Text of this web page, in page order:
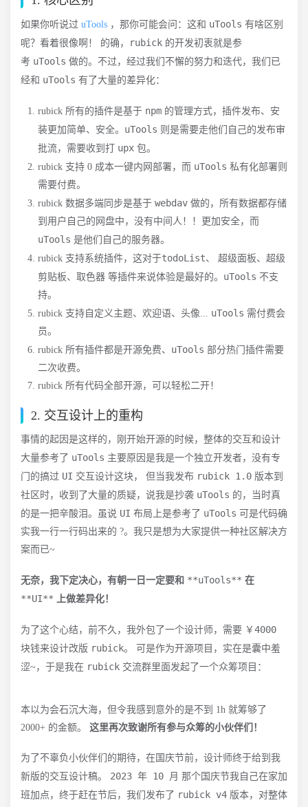
如果你听说过 uTools ，那你可能会问：这和 uTools 有啥区别
呢？看着很像啊！ 的确，
rubick 的开发初衷就是参
考 uTools 做的。不过，经过我们不懈的努力和迭代，我们已
经和 uTools 有了大量的差异化：
rubick 所有的插件是基于 npm 的管理方式，插件发布、安
装更加简单、安全。 uTools 则是需要走他们自己的发布审
批流，需要收到打 upx 包。
rubick 支持 0 成本一键内网部署，而 uTools 私有化部署则
需要付费。
rubick 数据多端同步是基于 webdav 做的，所有数据都存储
到用户自己的网盘中，没有中间人！！更加安全，而
uTools 是他们自己的服务器。
rubick 支持系统插件，这对于todoList、 超级面板、 超级
剪贴板、 取色器 等插件来说体验是最好的。 uTools 不支
持。
rubick 支持自定义主题、欢迎语、头像... uTools 需付费会
员。
rubick 所有插件都是开源免费、 uTools 部分热门插件需要
二次收费。
rubick 所有代码全部开源，可以轻松二开！
2. 交互设计上的重构
事情的起因是这样的，刚开始开源的时候，整体的交互和设计
大量参考了 uTools 主要原因是我是一个独立开发者，没有专
门的搞过 UI 交互设计这块， 但当我发布 rubick 1.0 版本到
社区时，收到了大量的质疑，说我是抄袭 uTools 的，当时真
的是一把辛酸泪。虽说 UI 布局上是参考了 uTools 可是代码确
实我一行一行码出来的 ?。我只是想为大家提供一种社区解决方
案而已~
无奈，我下定决心，有朝一日一定要和 **uTools** 在
**UI** 上做差异化！
为了这个心结，前不久，我外包了一个设计师，需要 ￥4000
块钱来设计改版 rubick。 可是作为开源项目，实在是囊中羞
涩~，于是我在 rubick 交流群里面发起了一个众筹项目：
本以为会石沉大海，但令我感到意外的是不到 1h 就筹够了
2000+ 的金额。 这里再次致谢所有参与众筹的小伙伴们！
为了不辜负小伙伴们的期待，在国庆节前，设计师终于给到我
新版的交互设计稿。 2023 年 10 月 那个国庆节我自己在家加
班加点，终于赶在节后，我们发布了 rubick v4 版本，对整体